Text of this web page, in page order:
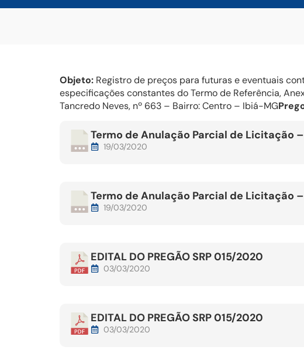
Objeto: Registro de preços para futuras e eventuais
especificações constantes do Termo de Referência,
Tancredo Neves, nº 663 – Bairro: Centro – Ibiá-MG
Termo de Anulação Parcial de Licitação
19/03/2020
Termo de Anulação Parcial de Licitação
19/03/2020
EDITAL DO PREGÃO SRP 015/2020
03/03/2020
EDITAL DO PREGÃO SRP 015/2020
03/03/2020